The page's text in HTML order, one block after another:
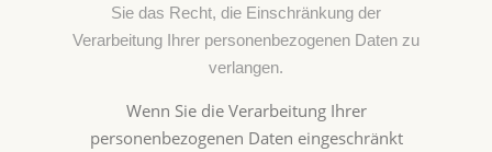
Sie das Recht, die Einschränkung der
Verarbeitung Ihrer personenbezogenen Daten zu
verlangen.
Wenn Sie die Verarbeitung Ihrer
personenbezogenen Daten eingeschränkt